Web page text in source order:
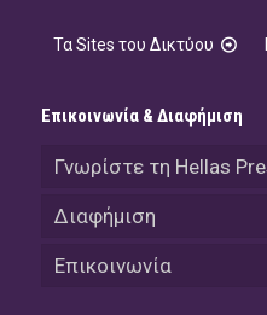
Τα Sites του Δικτύου
Επικοινωνία & Διαφήμιση
Γνωρίστε τη Hellas
Διαφήμιση
Επικοινωνία